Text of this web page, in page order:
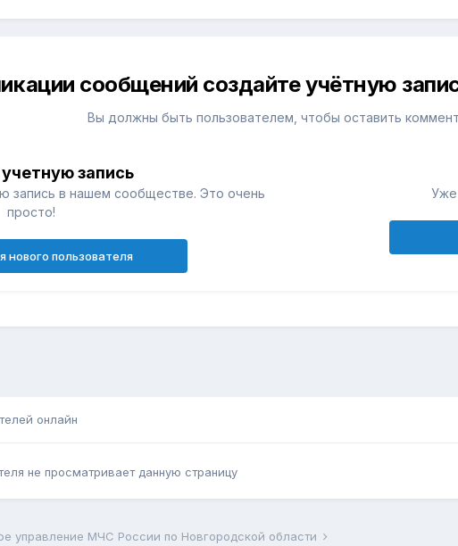
сообщений создайте учётную
Вы должны быть пользователем, чтобы оставить
запись
запись в нашем сообществе. Это очень
просто!
нового пользователя
Уже
онлайн
не просматривает данную страницу
управление МЧС России по Новгородской области